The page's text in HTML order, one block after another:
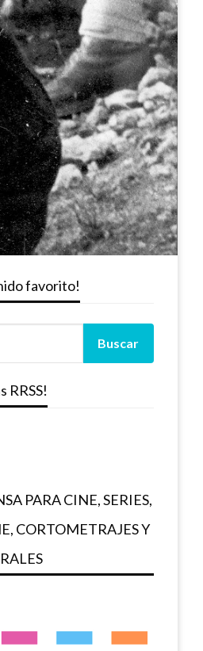
favorito!
RRSS!
PARA CINE, SERIES,
CORTOMETRAJES Y